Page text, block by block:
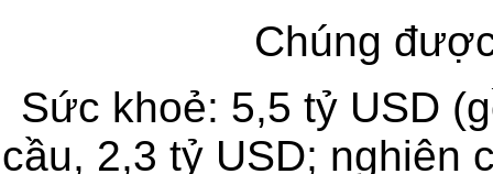
Chúng
Sức khoẻ: 5,5 tỷ USD
cầu, 2,3 tỷ USD; nghiên